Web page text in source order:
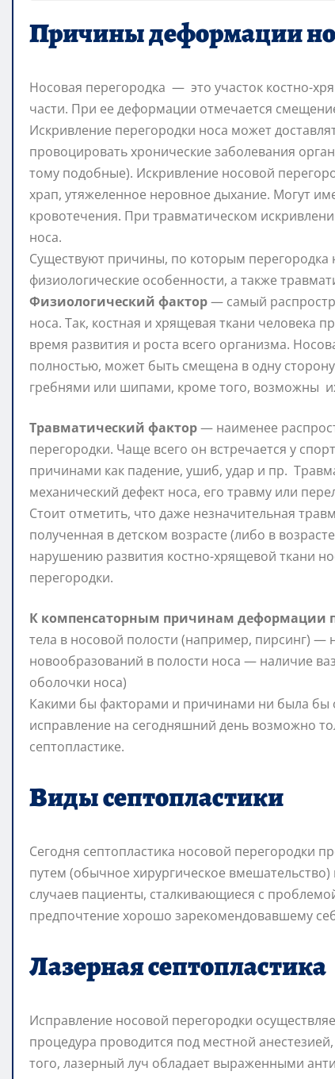
Причины деформации
Носовая перегородка — это участок костно-
части. При ее деформации отмечается
Искривление перегородки носа может
провоцировать хронические заболевания
тому подобные). Искривление носовой
храп, утяжеленное неровное дыхание. Могут
кровотечения. При травматическом
носа.
Существуют причины, по которым
физиологические особенности, а также
Физиологический фактор— самый
носа. Так, костная и хрящевая ткани человека
время развития и роста всего организма.
полностью, может быть смещена в одну
гребнями или шипами, кроме того, возможны
Травматический фактор— наименее
перегородки. Чаще всего он встречается у
причинами как падение, ушиб, удар и пр.
механический дефект носа, его травму или
Стоит отметить, что даже незначительная
полученная в детском возрасте (либо в
нарушению развития костно-хрящевой ткани
перегородки.
К компенсаторным причинам деформации
тела в носовой полости (например, пирсинг)
новообразований в полости носа — наличие
оболочки носа)
Какими бы факторами и причинами ни была бы
исправление на сегодняшний день возможно
септопластике.
Виды септопластики
Сегодня септопластика носовой перегородки
путем (обычное хирургическое
случаев пациенты, сталкивающиеся с
предпочтение хорошо зарекомендовавшему
Лазерная септопластика
Исправление носовой перегородки
процедура проводится под местной
того, лазерный луч обладает выраженными